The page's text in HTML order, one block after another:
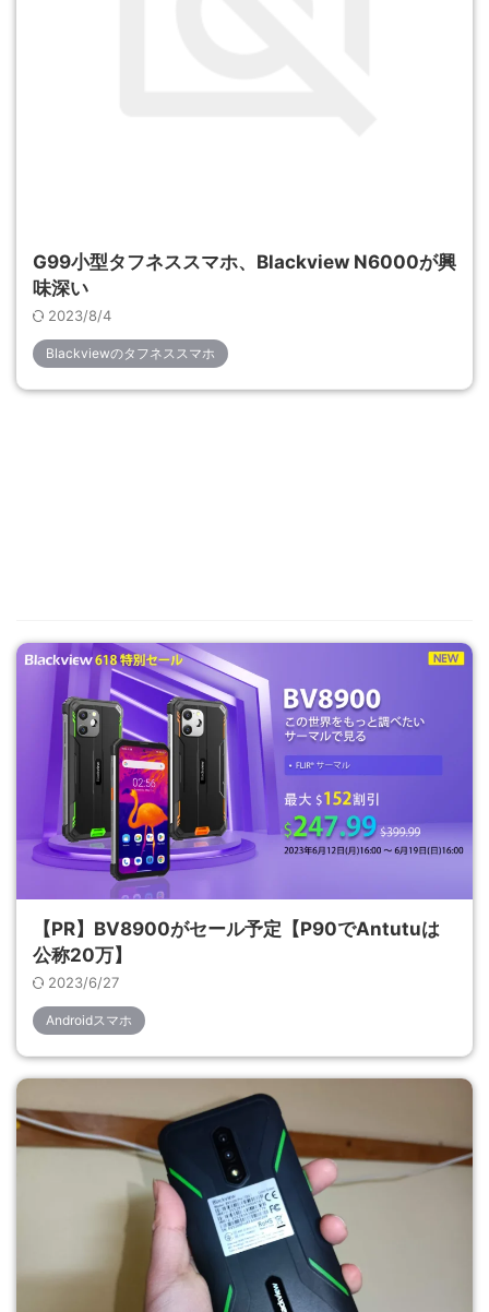
G99小型タフネススマホ、Blackview N6000が興
味深い
2023/8/4
Blackviewのタフネススマホ
【PR】BV8900がセール予定【P90でAntutuは
公称20万】
2023/6/27
Androidスマホ